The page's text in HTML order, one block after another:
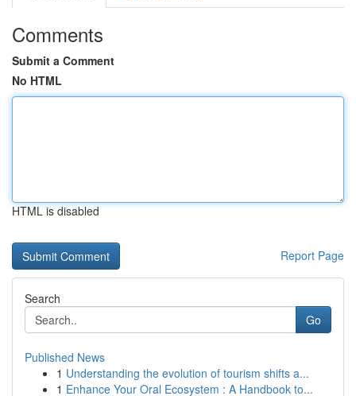
Comments
Submit a Comment
No HTML
HTML is disabled
Report Page
Search
Go
Published News
1 Understanding the evolution of tourism shifts a...
1 Enhance Your Oral Ecosystem : A Handbook to...